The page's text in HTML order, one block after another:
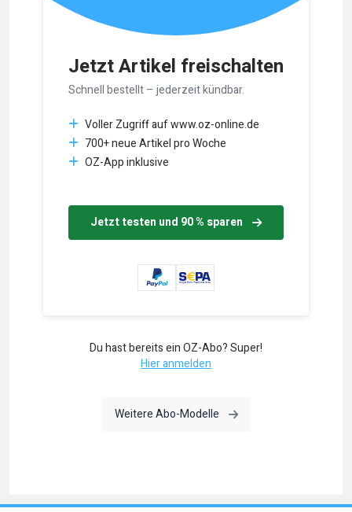
Jetzt Artikel freischalten
Schnell bestellt – jederzeit kündbar.
Voller Zugriff auf www.oz-online.de
700+ neue Artikel pro Woche
OZ-App inklusive
Jetzt testen und 90 % sparen
Du hast bereits ein OZ-Abo? Super!
Hier anmelden
Weitere Abo-Modelle